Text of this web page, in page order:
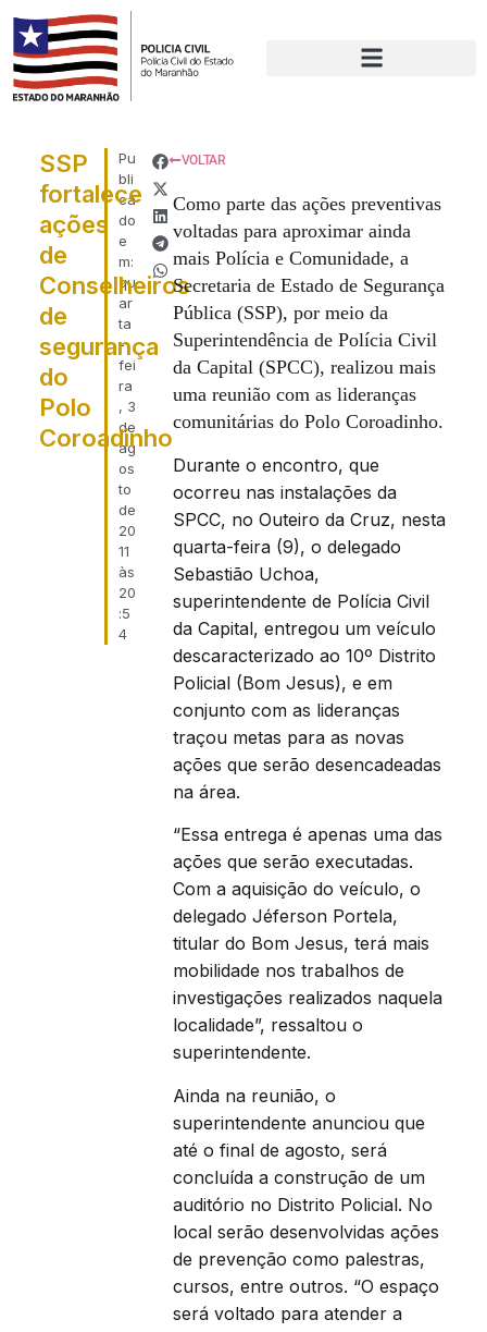
Pu
bli
ca
do
e
m:
qu
ar
ta
-
fei
ra
, 3
de
ag
os
to
de
20
11
às
20
:5
4
SSP
fortalece
ações
de
Conselheiros
de
segurança
do
Polo
Coroadinho
VOLTAR
Como parte das ações preventivas
voltadas para aproximar ainda
mais Polícia e Comunidade, a
Secretaria de Estado de Segurança
Pública (SSP), por meio da
Superintendência de Polícia Civil
da Capital (SPCC), realizou mais
uma reunião com as lideranças
comunitárias do Polo Coroadinho.
Durante o encontro, que
ocorreu nas instalações da
SPCC, no Outeiro da Cruz, nesta
quarta-feira (9), o delegado
Sebastião Uchoa,
superintendente de Polícia Civil
da Capital, entregou um veículo
descaracterizado ao 10º Distrito
Policial (Bom Jesus), e em
conjunto com as lideranças
traçou metas para as novas
ações que serão desencadeadas
na área.
“Essa entrega é apenas uma das
ações que serão executadas.
Com a aquisição do veículo, o
delegado Jéferson Portela,
titular do Bom Jesus, terá mais
mobilidade nos trabalhos de
investigações realizados naquela
localidade”, ressaltou o
superintendente.
Ainda na reunião, o
superintendente anunciou que
até o final de agosto, será
concluída a construção de um
auditório no Distrito Policial. No
local serão desenvolvidas ações
de prevenção como palestras,
cursos, entre outros. “O espaço
será voltado para atender a